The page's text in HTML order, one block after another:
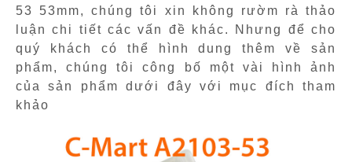
53 53mm, chúng tôi xin không rườm rà thảo
luận chi tiết các vấn đề khác. Nhưng để cho
quý khách có thể hình dung thêm về sản
phẩm, chúng tôi công bố một vài hình ảnh
của sản phẩm dưới đây với mục đích tham
khảo